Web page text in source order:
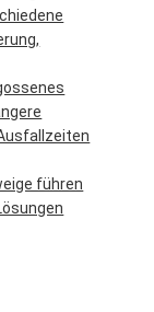
führen